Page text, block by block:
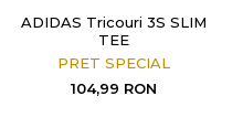
ADIDAS Tricouri 3S SLIM
TEE
PRET SPECIAL
104,99 RON